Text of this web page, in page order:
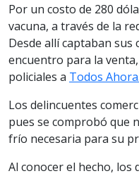
Por un costo de 280
vacuna, a través de la
Desde allí captaban
encuentro para la
policiales a Todos Ahora.
Los delincuentes
pues se comprobó que
frío necesaria para su
Al conocer el hecho,